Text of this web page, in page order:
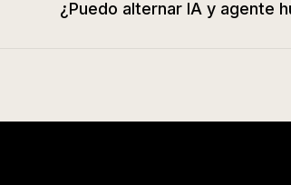
¿Puedo alternar IA y agente